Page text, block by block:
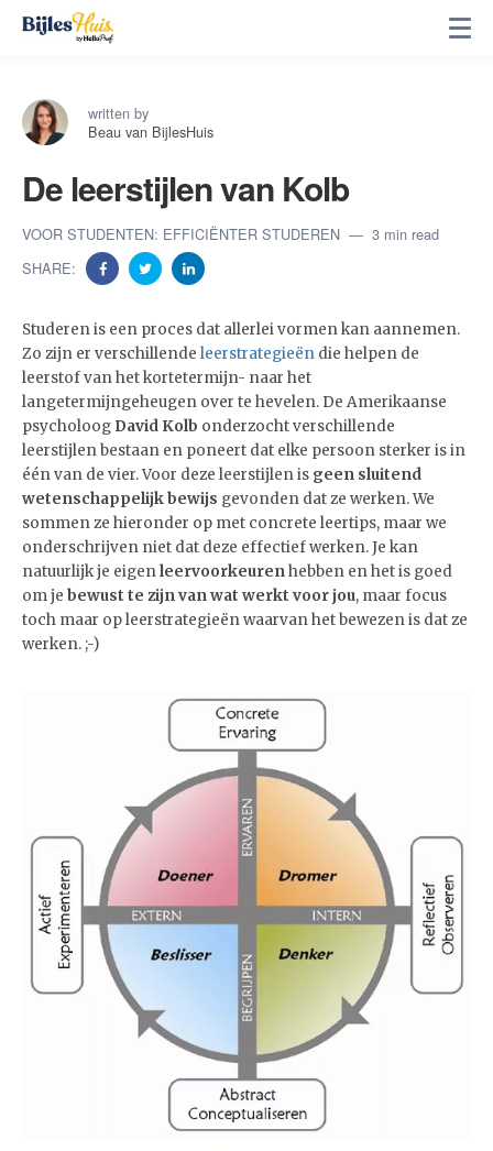
written by
Beau van BijlesHuis
De leerstijlen van Kolb
VOOR STUDENTEN: EFFICIËNTER STUDEREN
3 min read
SHARE:
Studeren is een proces dat allerlei vormen kan aannemen.
Zo zijn er verschillende leerstrategieën die helpen de
leerstof van het kortetermijn- naar het
langetermijngeheugen over te hevelen. De Amerikaanse
psycholoog David Kolb onderzocht verschillende
leerstijlen bestaan en poneert dat elke persoon sterker is in
één van de vier. Voor deze leerstijlen is geen sluitend
wetenschappelijk bewijs gevonden dat ze werken. We
sommen ze hieronder op met concrete leertips, maar we
onderschrijven niet dat deze effectief werken. Je kan
natuurlijk je eigenleervoorkeurenhebben en het is goed
om je bewust te zijn van wat werkt voor jou, maar focus
toch maar op leerstrategieën waarvan het bewezen is dat ze
werken. ;-)